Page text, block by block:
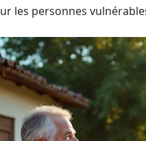
les personnes